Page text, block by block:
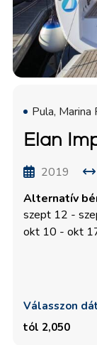
Pula, Marina
Elan
2019
Alternatív
szept 12 -
okt 10 - okt
Válasszon
tól 2,050